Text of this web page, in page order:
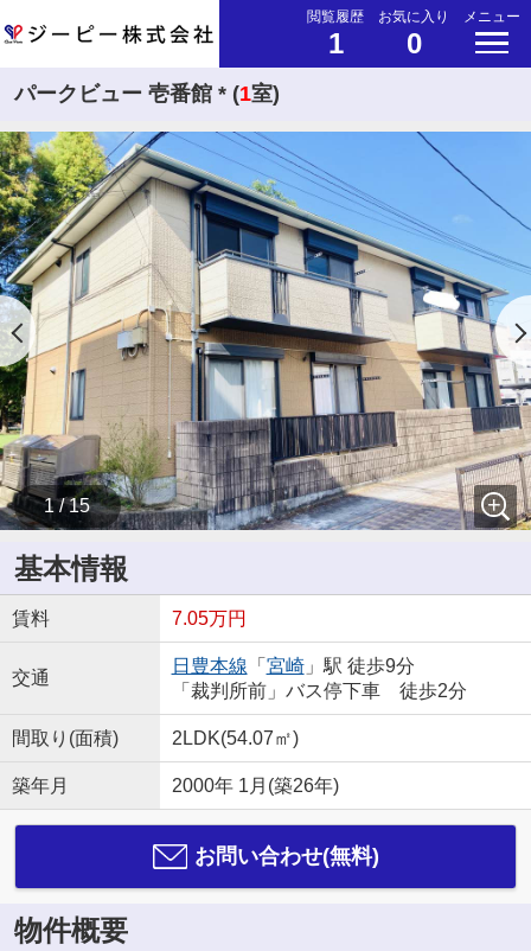
閲覧履歴
1
お気に入り
0
メニュー
パークビュー 壱番館 * (1室)
1 / 15
基本情報
賃料 7.05万円
交通
日豊本線 「 宮崎」駅 徒歩9分
「裁判所前」バス停下車 徒歩2分
間取り(面積) 2LDK(54.07㎡)
築年月 2000年 1月(築26年)
お問い合わせ(無料)
物件概要